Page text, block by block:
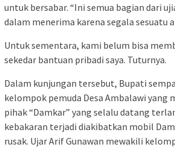
untuk bersabar. “Ini semua bagian dari
dalam menerima karena segala sesuatu
Untuk sementara, kami belum bisa
sekedar bantuan pribadi saya. Tuturnya.
Dalam kunjungan tersebut, Bupati
kelompok pemuda Desa Ambalawi yang
pihak “Damkar” yang selalu datang
kebakaran terjadi diakibatkan mobil
rusak. Ujar Arif Gunawan mewakili